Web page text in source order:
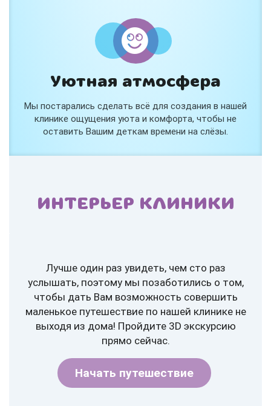
Уютная атмосфера
Мы постарались сделать всё для создания в нашей
клинике ощущения уюта и комфорта, чтобы не
оставить Вашим деткам времени на слёзы.
ИНТЕРЬЕР КЛИНИКИ
Лучше один раз увидеть, чем сто раз
услышать, поэтому мы позаботились о том,
чтобы дать Вам возможность совершить
маленькое путешествие по нашей клинике не
выходя из дома! Пройдите 3D экскурсию
прямо сейчас.
Начать путешествие